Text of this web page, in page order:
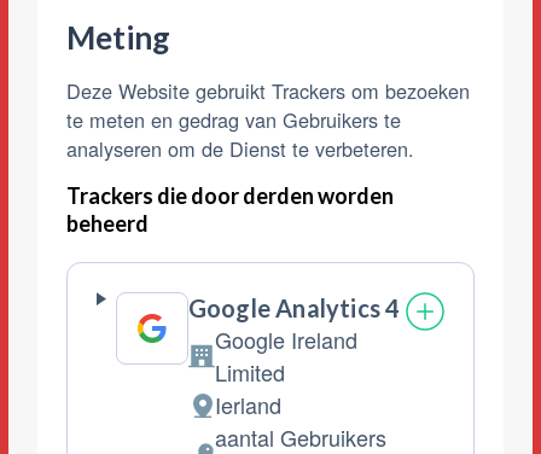
Meting
Deze Website gebruikt Trackers om bezoeken
te meten en gedrag van Gebruikers te
analyseren om de Dienst te verbeteren.
Trackers die door derden worden
beheerd
Google Analytics 4
Bedrijf:
Google Ireland
Limited
Verwerkingslocatie:
Ierland
aantal Gebruikers